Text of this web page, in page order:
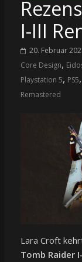
I-III
20. Februar
Core Design,
Playstation 5, PS5,
Remastered
Lara Croft
Tomb Raider